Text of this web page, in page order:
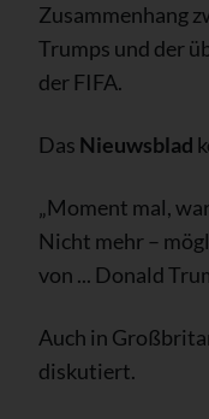
Zusammenhang
Trumps und der
der FIFA.
Das Nieuwsblad
„Moment mal,
Nicht mehr –
von ... Donald
Auch in
diskutiert.